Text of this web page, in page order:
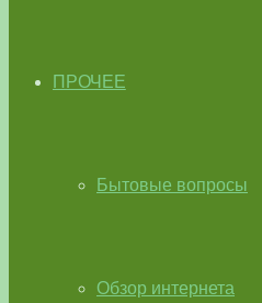
ПРОЧЕЕ
Бытовые вопросы
Обзор интернета